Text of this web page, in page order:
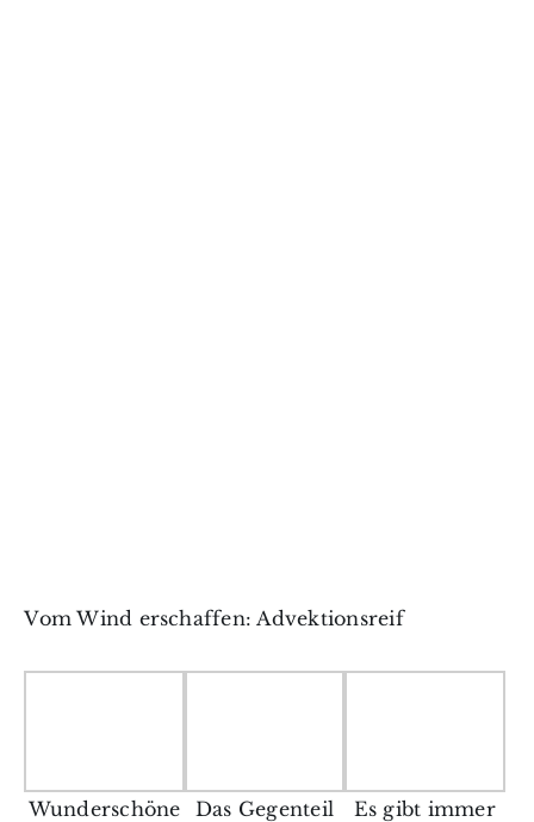
Vom Wind erschaffen: Advektionsreif
Wunderschöne
Das Gegenteil
Es gibt immer